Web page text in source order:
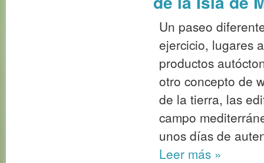
Un paseo
ejercicio, lugares
productos
otro concepto de
de la tierra, las
campo
unos días de
Leer más »